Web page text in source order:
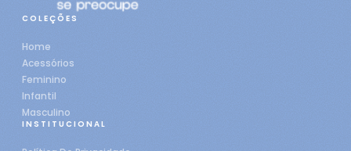
COLEÇÕES
Home
Acessórios
Feminino
Infantil
Masculino
INSTITUCIONAL